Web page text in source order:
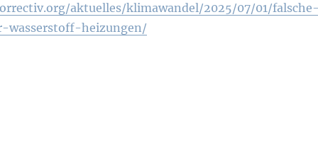
aktuelles/klimawandel/2025/07/01/
wasserstoff-heizungen/